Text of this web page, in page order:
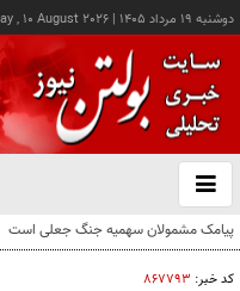
دوشنبه ۱۹ مرداد ۱۴۰۵ |
, 10 August 2026
باز
و
دولت فعلابرنامه‌ای برای ورود اتوبوس‌های
کد خبر: ۸۶۷۷۹۳